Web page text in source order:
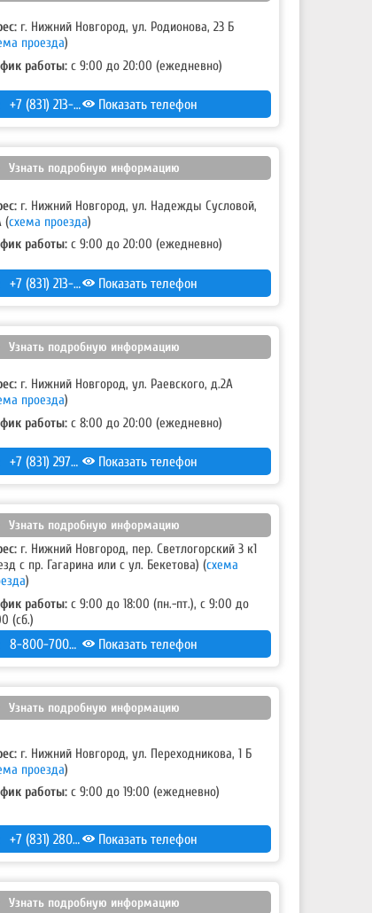
г. Нижний Новгород, ул. Родионова, 23 Б
проезда)
работы: с 9:00 до 20:00 (ежедневно)
+7 (831) 213-75-75 (доб. 1) Показать телефон
Узнать подробную информацию
г. Нижний Новгород, ул. Надежды Сусловой,
(схема проезда)
работы: с 9:00 до 20:00 (ежедневно)
+7 (831) 213-75-75 (доб. 2) Показать телефон
Узнать подробную информацию
г. Нижний Новгород, ул. Раевского, д.2А
проезда)
работы: с 8:00 до 20:00 (ежедневно)
+7 (831) 297-27-05 Показать телефон
Узнать подробную информацию
г. Нижний Новгород, пер. Светлогорский 3 к1
с пр. Гагарина или с ул. Бекетова) (схема
)
работы: с 9:00 до 18:00 (пн.-пт.), с 9:00 до
(сб.)
8-800-700-11-42
Показать телефон
Узнать подробную информацию
г. Нижний Новгород, ул. Переходникова, 1 Б
проезда)
работы: с 9:00 до 19:00 (ежедневно)
+7 (831) 280-69-88 Показать телефон
Узнать подробную информацию